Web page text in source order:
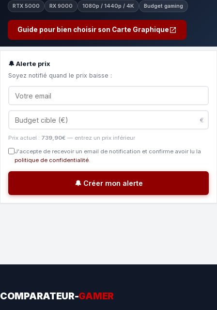
RTX 5000 RX 9000 1080p / 1440p / 4K Budget gaming
Guide pour bien choisir son Carte Graphique
🔔 Alerte prix
Soyez notifié quand le prix baisse :
€
Prix actuel : 739,90€ — entrez un prix inférieur
J'accepte de recevoir un email de notification et confirme avoir lu la
politique de confidentialité.
🔔 Créer mon alerte
COMPARATEUR-GAMER